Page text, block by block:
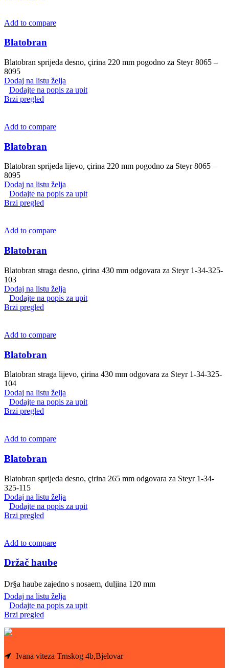
Add to compare
Blatobran
Blatobran sprijeda desno, çirina 220 mm pogodno za Steyr 8065 –
8095
Dodaj na listu želja
Dodajte na popis za upit
Brzi pregled
Add to compare
Blatobran
Blatobran sprijeda lijevo, çirina 220 mm pogodno za Steyr 8065 –
8095
Dodaj na listu želja
Dodajte na popis za upit
Brzi pregled
Add to compare
Blatobran
Blatobran straga desno, çirina 430 mm odgovara za Steyr 1-34-325-
103
Dodaj na listu želja
Dodajte na popis za upit
Brzi pregled
Add to compare
Blatobran
Blatobran straga lijevo, çirina 430 mm odgovara za Steyr 1-34-325-
104
Dodaj na listu želja
Dodajte na popis za upit
Brzi pregled
Add to compare
Blatobran
Blatobran sprijeda desno, çirina 265 mm odgovara za Steyr 1-34-
325-115
Dodaj na listu želja
Dodajte na popis za upit
Brzi pregled
Add to compare
Držač haube
Dr§a haube zajedno s nosaem, duljina 120 mm
Dodaj na listu želja
Dodajte na popis za upit
Brzi pregled
Ivana viteza Trnskog 4b,Bjelovar